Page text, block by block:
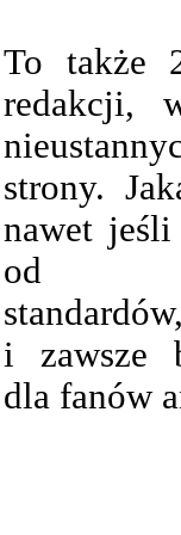
To także
redakcji,
strony.
nawet
od
i zawsze
dla fanów